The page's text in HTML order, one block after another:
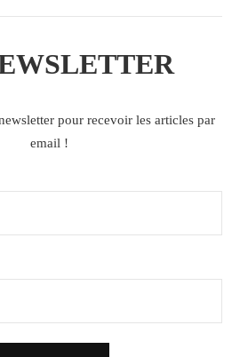
pour recevoir les articles par
email !